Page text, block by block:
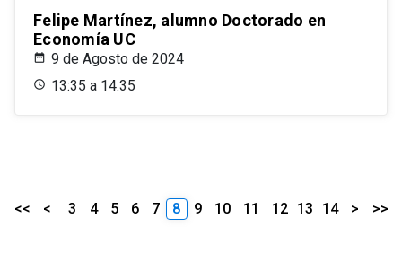
Felipe Martínez, alumno Doctorado en
Economía UC
9 de Agosto de 2024
13:35 a 14:35
<< < 3 4 5 6 7 8 9 10 11 12 13 14 > >>